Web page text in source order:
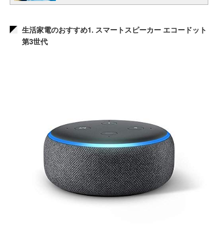
生活家電のおすすめ1. スマートスピーカー エコードット
第3世代